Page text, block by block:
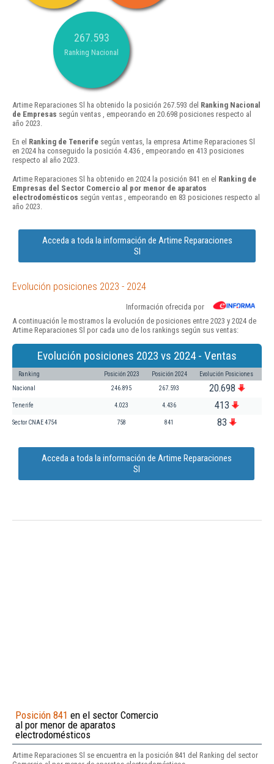
267.593
Ranking Nacional
Artime Reparaciones Sl ha obtenido la posición 267.593 del Ranking Nacional
de Empresas según ventas , empeorando en 20.698 posiciones respecto al
año 2023.
En el Ranking de Tenerife según ventas, la empresa Artime Reparaciones Sl
en 2024 ha conseguido la posición 4.436 , empeorando en 413 posiciones
respecto al año 2023.
Artime Reparaciones Sl ha obtenido en 2024 la posición 841 en el Ranking de
Empresas del Sector Comercio al por menor de aparatos
electrodomésticos según ventas , empeorando en 83 posiciones respecto al
año 2023.
Acceda a toda la información de Artime Reparaciones
Sl
Evolución posiciones 2023 - 2024
Información ofrecida por
A continuación le mostramos la evolución de posiciones entre 2023 y 2024 de
Artime Reparaciones Sl por cada uno de los rankings según sus ventas:
Evolución posiciones 2023 vs 2024 - Ventas
Ranking Posición 2023 Posición 2024 Evolución Posiciones
Nacional 246.895 267.593 20.698
Tenerife 4.023 4.436 413
Sector CNAE 4754 758 841 83
Acceda a toda la información de Artime Reparaciones
Sl
Posición 841 en el sector Comercio
al por menor de aparatos
electrodomésticos
Artime Reparaciones Sl se encuentra en la posición 841 del Ranking del sector